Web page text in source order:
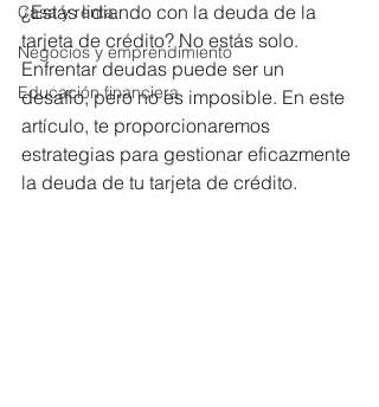
Casa y renta
Negocios y emprendimiento
Educación financiera
¿Estás lidiando con la deuda de la
tarjeta de crédito? No estás solo.
Enfrentar deudas puede ser un
desafío, pero no es imposible. En este
artículo, te proporcionaremos
estrategias para gestionar eficazmente
la deuda de tu tarjeta de crédito.